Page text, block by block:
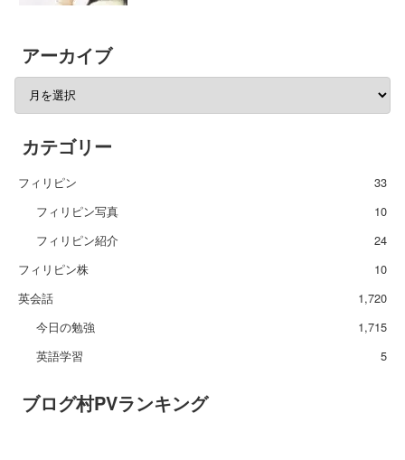
アーカイブ
カテゴリー
フィリピン
33
フィリピン写真
10
フィリピン紹介
24
フィリピン株
10
英会話
1,720
今日の勉強
1,715
英語学習
5
ブログ村PVランキング